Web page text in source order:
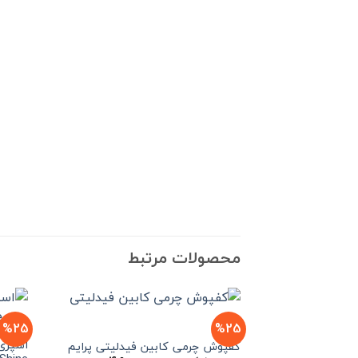
محصولات مرتبط
%25
کفپوش چرمی کابین فیدلیتی پرایم
%25